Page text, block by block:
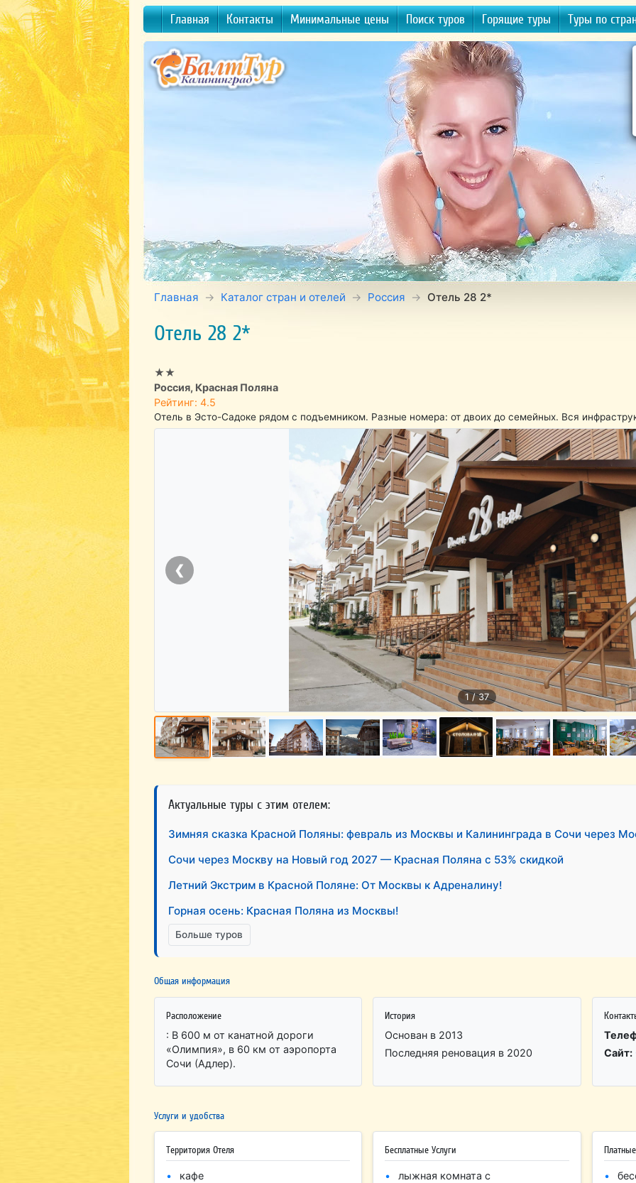
Главная Контакты Минимальные цены Поиск туров Горящие туры Туры по
Главная Каталог стран и отелей Россия Отель 28 2*
Отель 28 2*
★★
Россия, Красная Поляна
Рейтинг: 4.5
Отель в Эсто-Садоке рядом с подъемником. Разные номера: от двоих до семейных. Вся
❮
1 / 37
Актуальные туры с этим отелем:
Зимняя сказка Красной Поляны: февраль из Москвы и Калининграда в Сочи через
Сочи через Москву на Новый год 2027 — Красная Поляна с 53% скидкой
Летний Экстрим в Красной Поляне: От Москвы к Адреналину!
Горная осень: Красная Поляна из Москвы!
Больше туров
Общая информация
Расположение
: В 600 м от канатной дороги
«Олимпия», в 60 км от аэропорта
Сочи (Адлер).
История
Основан в 2013
Последняя реновация в 2020
Сайт:
Услуги и удобства
Территория Отеля
кафе
Бесплатные Услуги
лыжная комната с